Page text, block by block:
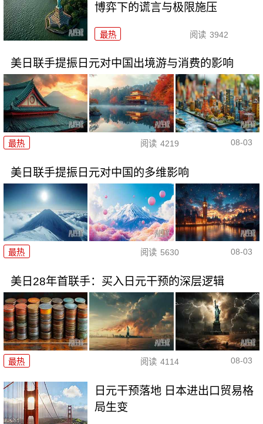
博弈下的谎言与极限施压
最热 阅读 3942
美日联手提振日元对中国出境游与消费的影响
最热 阅读 4219 08-03
美日联手提振日元对中国的多维影响
最热 阅读 5630 08-03
美日28年首联手：买入日元干预的深层逻辑
最热 阅读 4114 08-03
日元干预落地 日本进出口贸易格
局生变